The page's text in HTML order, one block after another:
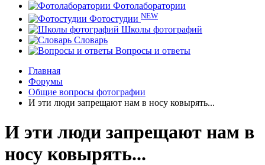
Фотолаборатории
Фотостудии NEW
Школы фотографий
Словарь
Вопросы и ответы
Главная
Форумы
Общие вопросы фотографии
И эти люди запрещают нам в носу ковырять...
И эти люди запрещают нам в
носу ковырять...